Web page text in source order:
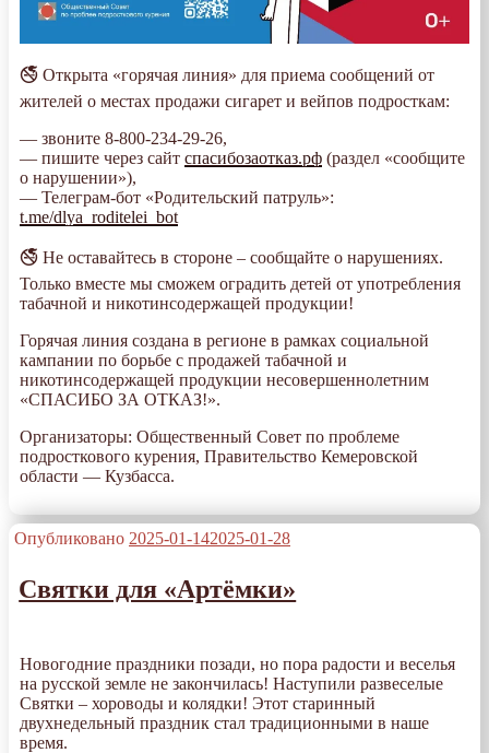
🚭 Открыта «горячая линия» для приема сообщений от
жителей о местах продажи сигарет и вейпов подросткам:
— звоните 8-800-234-29-26,
— пишите через сайт спасибозаотказ.рф (раздел «сообщите
о нарушении»),
— Телеграм-бот «Родительский патруль»:
t.me/dlya_roditelei_bot
🚭 Не оставайтесь в стороне – сообщайте о нарушениях.
Только вместе мы сможем оградить детей от употребления
табачной и никотинсодержащей продукции!
Горячая линия создана в регионе в рамках социальной
кампании по борьбе с продажей табачной и
никотинсодержащей продукции несовершеннолетним
«СПАСИБО ЗА ОТКАЗ!».
Организаторы: Общественный Совет по проблеме
подросткового курения, Правительство Кемеровской
области — Кузбасса.
Опубликовано 2025-01-142025-01-28
Святки для «Артёмки»
Новогодние праздники позади, но пора радости и веселья
на русской земле не закончилась! Наступили развеселые
Святки – хороводы и колядки! Этот старинный
двухнедельный праздник стал традиционными в наше
время.